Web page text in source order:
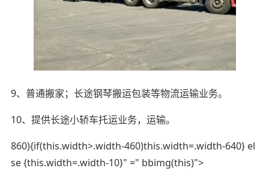
9、普通搬家；长途钢琴搬运包装等物流运输业务。
10、提供长途小轿车托运业务，运输。
860){if(this.width>.width-460)this.width=.width-640} el
se {this.width=.width-10}" =" bbimg(this)">